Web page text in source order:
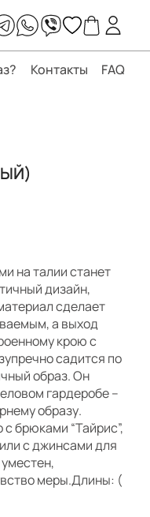
Контакты FAQ
на талии станет
дизайн,
сделает
а выход
крою с
садится по
образ. Он
гардеробе –
образу.
брюками “Тайрис”,
с джинсами для
меры.Длины: (